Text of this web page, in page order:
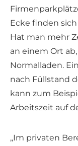
Ecke finden
Hat man mehr
an einem Ort
Normalladen.
nach Füllstand
kann zum
Arbeitszeit auf
„Im privaten